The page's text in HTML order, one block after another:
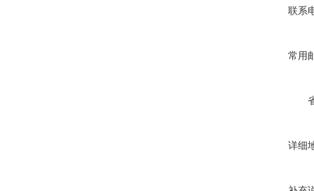
联系
常用
详细